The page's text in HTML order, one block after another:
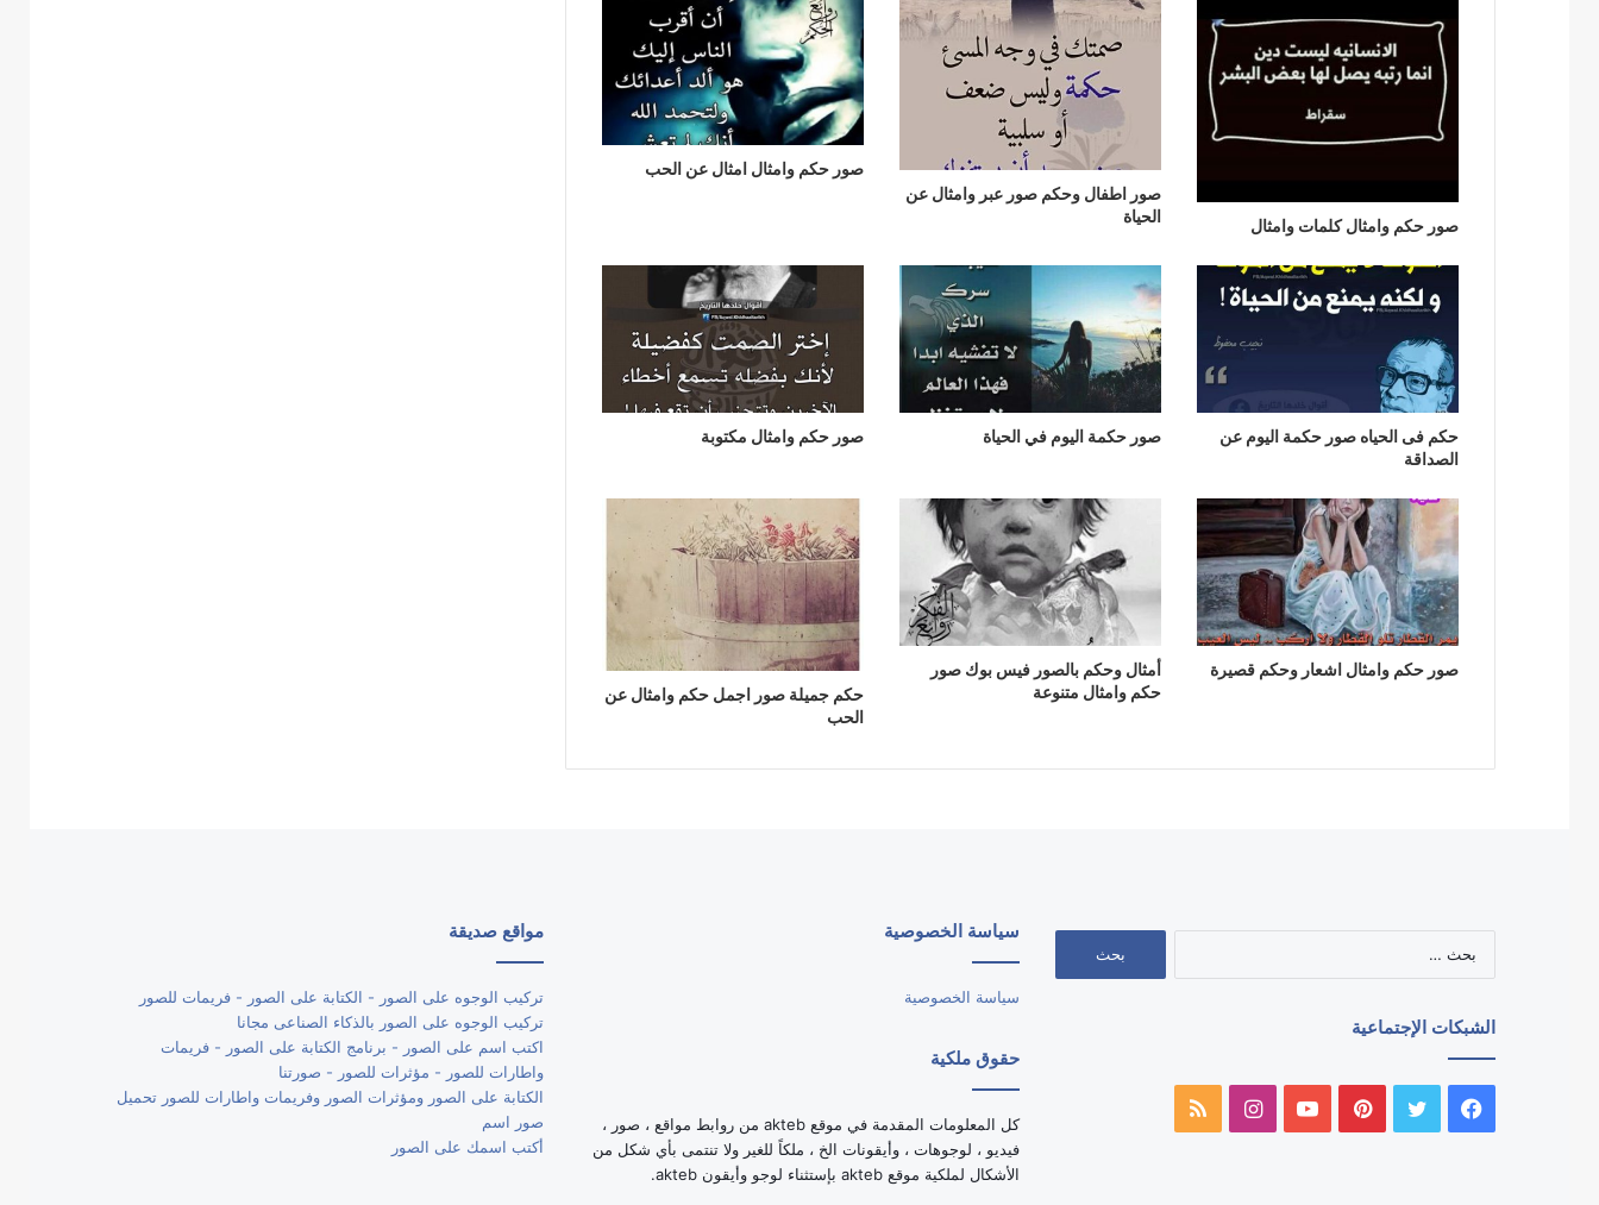
صور حكم وامثال كلمات وامثال
صور اطفال وحكم صور عبر وامثال عن
الحياة
صور حكم وامثال امثال عن الحب
حكم فى الحياه صور حكمة اليوم عن
الصداقة
صور حكمة اليوم في الحياة صور حكم وامثال مكتوبة
صور حكم وامثال اشعار وحكم قصيرة
أمثال وحكم بالصور فيس بوك صور
حكم وامثال متنوعة
حكم جميلة صور اجمل حكم وامثال عن
الحب
الشبكات الإجتماعية
فيسبوك تويتر بينتيريستيوتيوبانستقرامملخص
سياسة الخصوصية
سياسة الخصوصية
حقوق ملكية
كل المعلومات المقدمة في موقع akteb من روابط مواقع ، صور ،
فيديو ، لوجوهات ، وأيقونات الخ ، ملكاً للغير ولا تنتمى بأي شكل من
الأشكال لملكية موقع akteb بإستثناء لوجو وأيقون akteb.
مواقع صديقة
تركيب الوجوه على الصور - الكتابة على الصور - فريمات للصور
تركيب الوجوه على الصور بالذكاء الصناعى مجانا
اكتب اسم على الصور - برنامج الكتابة على الصور - فريمات
واطارات للصور - مؤثرات للصور - صورتنا
الكتابة على الصور ومؤثرات الصور وفريمات واطارات للصور تحميل
صور اسم
أكتب اسمك على الصور